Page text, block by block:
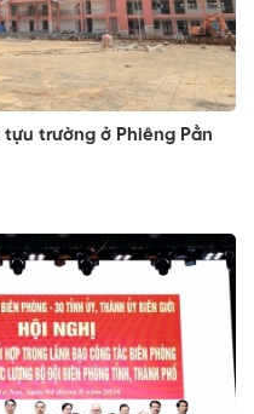
trường ở Phiêng Pằn